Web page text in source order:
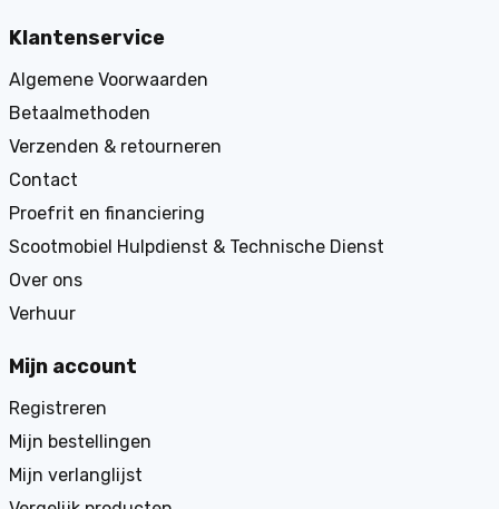
Klantenservice
Algemene Voorwaarden
Betaalmethoden
Verzenden & retourneren
Contact
Proefrit en financiering
Scootmobiel Hulpdienst & Technische Dienst
Over ons
Verhuur
Mijn account
Registreren
Mijn bestellingen
Mijn verlanglijst